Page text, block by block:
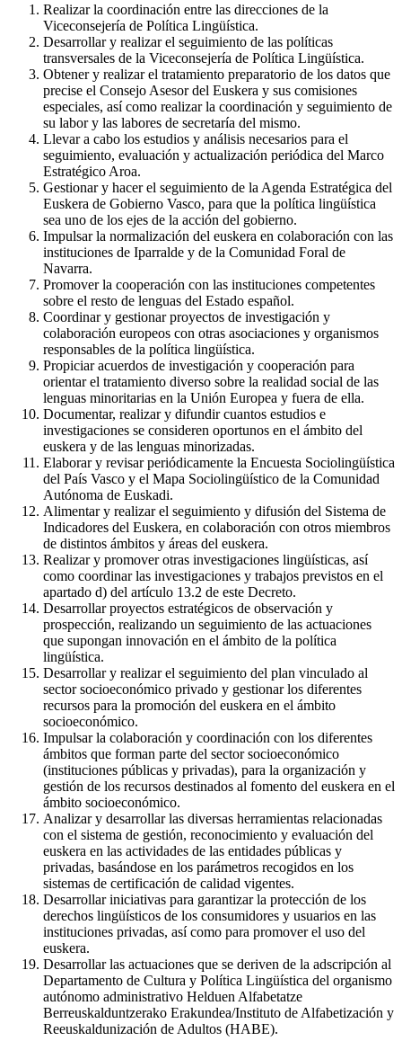
Realizar la coordinación entre las direcciones de la
Viceconsejería de Política Lingüística.
Desarrollar y realizar el seguimiento de las políticas
transversales de la Viceconsejería de Política Lingüística.
Obtener y realizar el tratamiento preparatorio de los datos que
precise el Consejo Asesor del Euskera y sus comisiones
especiales, así como realizar la coordinación y seguimiento de
su labor y las labores de secretaría del mismo.
Llevar a cabo los estudios y análisis necesarios para el
seguimiento, evaluación y actualización periódica del Marco
Estratégico Aroa.
Gestionar y hacer el seguimiento de la Agenda Estratégica del
Euskera de Gobierno Vasco, para que la política lingüística
sea uno de los ejes de la acción del gobierno.
Impulsar la normalización del euskera en colaboración con las
instituciones de Iparralde y de la Comunidad Foral de
Navarra.
Promover la cooperación con las instituciones competentes
sobre el resto de lenguas del Estado español.
Coordinar y gestionar proyectos de investigación y
colaboración europeos con otras asociaciones y organismos
responsables de la política lingüística.
Propiciar acuerdos de investigación y cooperación para
orientar el tratamiento diverso sobre la realidad social de las
lenguas minoritarias en la Unión Europea y fuera de ella.
Documentar, realizar y difundir cuantos estudios e
investigaciones se consideren oportunos en el ámbito del
euskera y de las lenguas minorizadas.
Elaborar y revisar periódicamente la Encuesta Sociolingüística
del País Vasco y el Mapa Sociolingüístico de la Comunidad
Autónoma de Euskadi.
Alimentar y realizar el seguimiento y difusión del Sistema de
Indicadores del Euskera, en colaboración con otros miembros
de distintos ámbitos y áreas del euskera.
Realizar y promover otras investigaciones lingüísticas, así
como coordinar las investigaciones y trabajos previstos en el
apartado d) del artículo 13.2 de este Decreto.
Desarrollar proyectos estratégicos de observación y
prospección, realizando un seguimiento de las actuaciones
que supongan innovación en el ámbito de la política
lingüística.
Desarrollar y realizar el seguimiento del plan vinculado al
sector socioeconómico privado y gestionar los diferentes
recursos para la promoción del euskera en el ámbito
socioeconómico.
Impulsar la colaboración y coordinación con los diferentes
ámbitos que forman parte del sector socioeconómico
(instituciones públicas y privadas), para la organización y
gestión de los recursos destinados al fomento del euskera en el
ámbito socioeconómico.
Analizar y desarrollar las diversas herramientas relacionadas
con el sistema de gestión, reconocimiento y evaluación del
euskera en las actividades de las entidades públicas y
privadas, basándose en los parámetros recogidos en los
sistemas de certificación de calidad vigentes.
Desarrollar iniciativas para garantizar la protección de los
derechos lingüísticos de los consumidores y usuarios en las
instituciones privadas, así como para promover el uso del
euskera.
Desarrollar las actuaciones que se deriven de la adscripción al
Departamento de Cultura y Política Lingüística del organismo
autónomo administrativo Helduen Alfabetatze
Berreuskalduntzerako Erakundea/Instituto de Alfabetización y
Reeuskaldunización de Adultos (HABE).